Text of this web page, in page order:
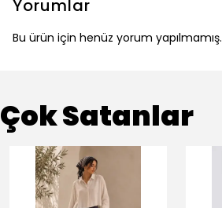
Yorumlar
Bu ürün için henüz yorum yapılmamış.
Çok Satanlar